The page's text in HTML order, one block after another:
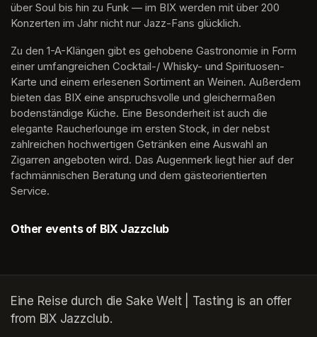
über Soul bis hin zu Funk — im BIX werden mit über 200
Konzerten im Jahr nicht nur Jazz-Fans glücklich.
Zu den 1-A-Klängen gibt es gehobene Gastronomie in Form
einer umfangreichen Cocktail-/ Whisky- und Spirituosen-
Karte und einem erlesenen Sortiment an Weinen. Außerdem
bieten das BIX eine anspruchsvolle und gleichermaßen
bodenständige Küche. Eine Besonderheit ist auch die
elegante Raucherlounge im ersten Stock, in der nebst
zahlreichen hochwertigen Getränken eine Auswahl an
Zigarren angeboten wird. Das Augenmerk liegt hier auf der
fachmännischen Beratung und dem gästeorientierten
Service.
Other events of BIX Jazzclub
Eine Reise durch die Sake Welt | Tasting is an offer
from BIX Jazzclub.